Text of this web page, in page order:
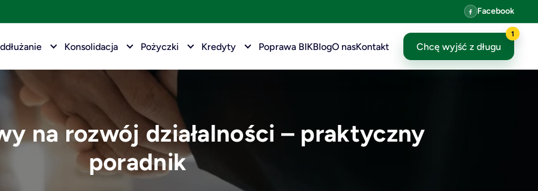
Facebook
Konsolidacja Pożyczki Kredyty Poprawa BIKBlogO nasKontakt Chcę wyjść z długu
1
na rozwój działalności – praktyczny
poradnik